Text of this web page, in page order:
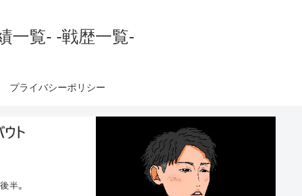
覧- -戦歴一覧-
プライバシーポリシー